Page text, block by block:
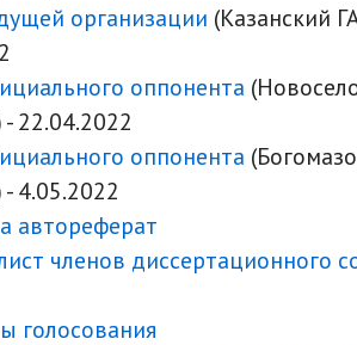
организации (Казанский
оппонента
- 22.04.2022
оппонента
- 4.05.2022
автореферат
членов диссертационного
голосования